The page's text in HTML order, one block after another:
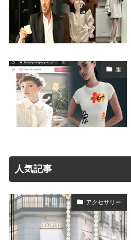
服
人気記事
アクセサリー